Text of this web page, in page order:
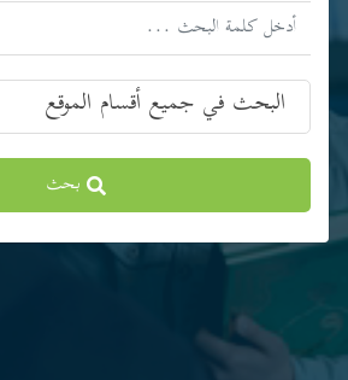
البحث في جميع أقسام الموقع
بحث